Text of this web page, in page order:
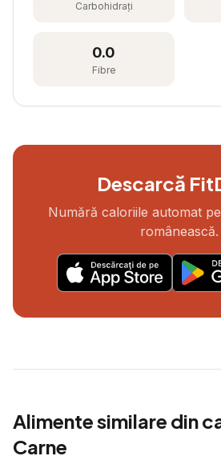
Carbohidrați
0.0
Fibre
Descarcă
Numără caloriile automat
românească.
Alimente similare din
Carne